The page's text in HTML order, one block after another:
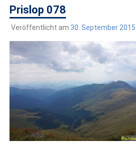
Prislop 078
Veröffentlicht am 30. September 2015